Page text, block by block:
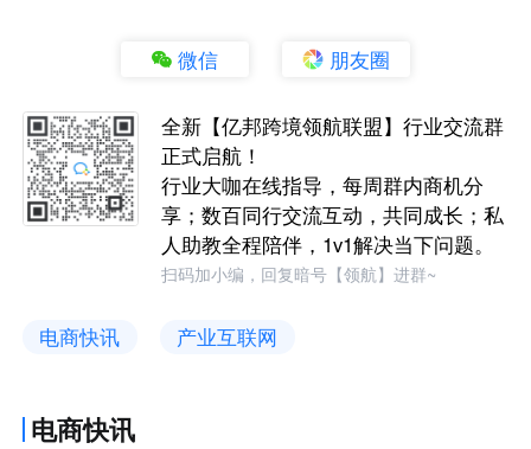
微信 朋友圈
全新【亿邦跨境领航联盟】行业交流群
正式启航！
行业大咖在线指导，每周群内商机分
享；数百同行交流互动，共同成长；私
人助教全程陪伴，1v1解决当下问题。
扫码加小编，回复暗号【领航】进群~
电商快讯 产业互联网
电商快讯